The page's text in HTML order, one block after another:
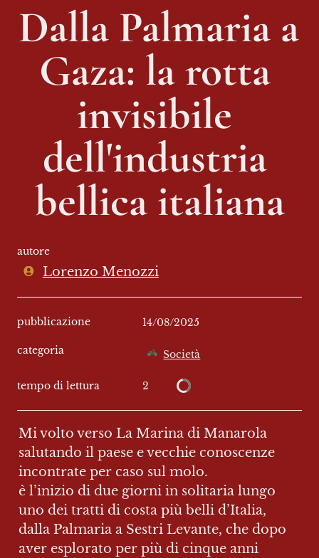
Dalla Palmaria a
Gaza: la rotta
invisibile
dell'industria
bellica italiana
autore
Lorenzo Menozzi
pubblicazione 14/08/2025
categoria Società
tempo di lettura 2
Mi volto verso La Marina di Manarola
salutando il paese e vecchie conoscenze
incontrate per caso sul molo.
è l’inizio di due giorni in solitaria lungo
uno dei tratti di costa più belli d’Italia,
dalla Palmaria a Sestri Levante, che dopo
aver esplorato per più di cinque anni